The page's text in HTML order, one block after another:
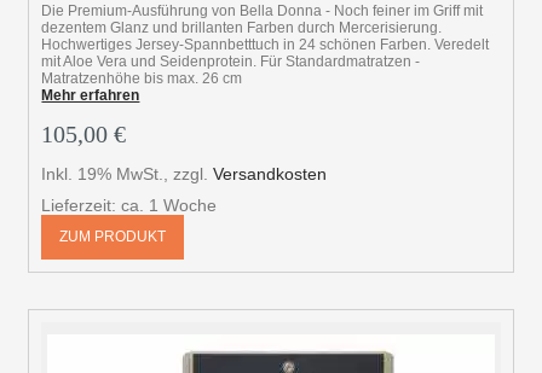
Die Premium-Ausführung von Bella Donna - Noch feiner im Griff mit
dezentem Glanz und brillanten Farben durch Mercerisierung.
Hochwertiges Jersey-Spannbetttuch in 24 schönen Farben. Veredelt
mit Aloe Vera und Seidenprotein. Für Standardmatratzen -
Matratzenhöhe bis max. 26 cm
Mehr erfahren
105,00 €
Inkl. 19% MwSt. ,zzgl.Versandkosten
Lieferzeit: ca. 1 Woche
ZUM PRODUKT